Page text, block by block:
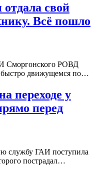
свой
Всё пошло
Сморгонского РОВД
быстро движущемся по…
переходе у
перед
службу ГАИ поступила
пострадал…